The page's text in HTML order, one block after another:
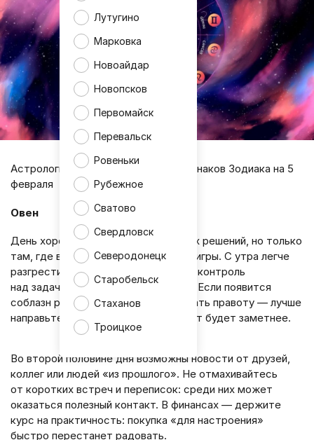
Лутугино
Марковка
Новоайдар
Новопсков
Первомайск
Перевальск
Ровеньки
Рубежное
Сватово
Свердловск
Северодонецк
Старобельск
Стаханов
Троицкое
Астрологический прогноз для всех знаков Зодиака на 5
февраля
Овен
День хорошо подходит для быстрых решений, но только
там, где вы уже понимаете правила игры. С утра легче
разгрести мелкие хвосты и вернуть контроль
над задачами, которые «подвисли». Если появится
соблазн резко спорить или доказывать правоту — лучше
направьте энергию в дело: результат будет заметнее.
Во второй половине дня возможны новости от друзей,
коллег или людей «из прошлого». Не отмахивайтесь
от коротких встреч и переписок: среди них может
оказаться полезный контакт. В финансах — держите
курс на практичность: покупка «для настроения»
быстро перестанет радовать.